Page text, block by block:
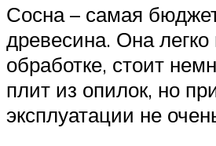
Сосна – самая
древесина. Она легко
обработке, стоит
плит из опилок, но
эксплуатации не